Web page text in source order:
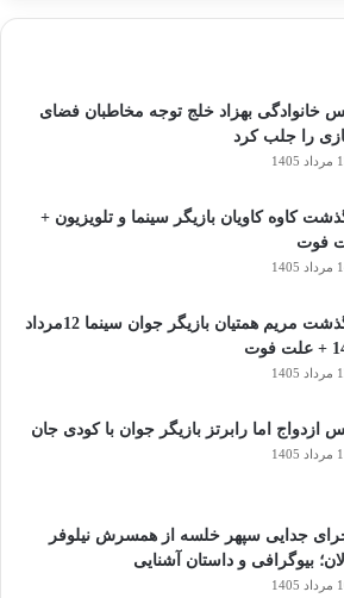
خانوادگی بهزاد خلج توجه مخاطبان فضای
را جلب کرد
1405
کاوه کاویان بازیگر سینما و تلویزیون +
فوت
درگذشت مریم همتیان بازیگر جوان سینما 12مرداد
فوت
1405
ازدواج اما رابرتز بازیگر جوان با کودی جان
1405
جدایی سپهر خلسه از همسرش نیلوفر
بیوگرافی و داستان آشنایی
1405